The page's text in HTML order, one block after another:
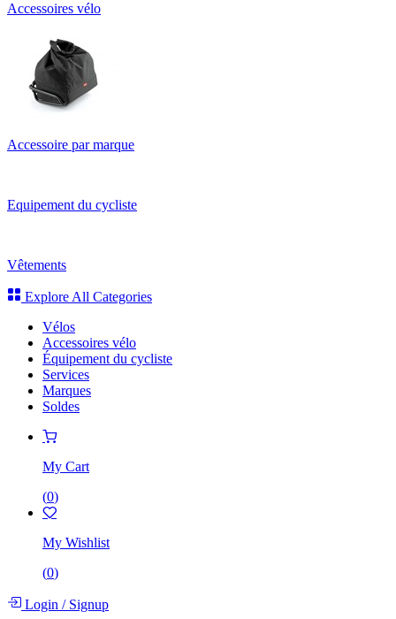
Accessoires vélo
Accessoire par marque
Equipement du cycliste
Vêtements
Explore All Categories
Vélos
Accessoires vélo
Équipement du cycliste
Services
Marques
Soldes
My Cart
(0)
My Wishlist
(0)
Login /Signup